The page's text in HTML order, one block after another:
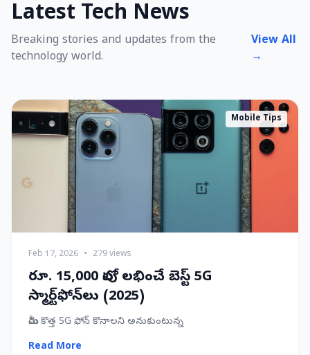
Latest Tech News
Breaking stories and updates from the
technology world.
View All
→
Mobile Tips
Feb 17, 2026 • 279 views
రూ. 15,000 లోపు లభించే బెస్ట్ 5G
స్మార్ట్‌ఫోన్‌లు (2025)
మీరు కొత్త 5G ఫోన్ కొనాలని అనుకుంటున్న
Read More